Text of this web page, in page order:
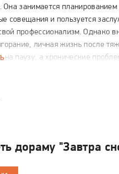
Она занимается
совещания и пользуется
профессионализм. Однако
личная жизнь после
на паузу, а хронические
в офисе Чжиюн принимает
Кан Сиу, чтобы избежать
лидера. Он
безупречности во всем. Его
дораму "Завтра